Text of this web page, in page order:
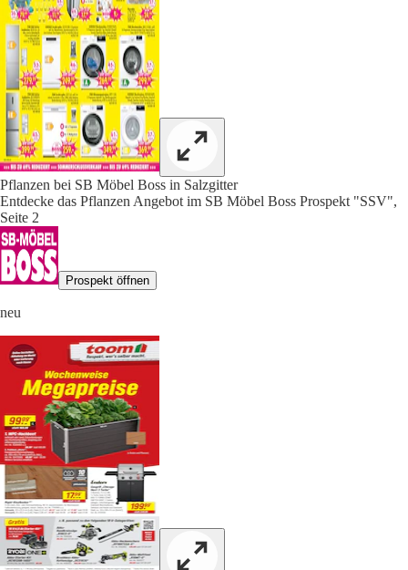
Pflanzen bei SB Möbel Boss in Salzgitter
Entdecke das Pflanzen Angebot im SB Möbel Boss Prospekt "SSV",
Seite 2
Prospekt öffnen
neu